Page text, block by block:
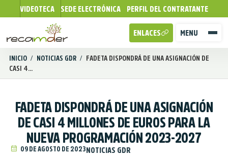
VIDEOTECA SEDE ELECTRÓNICA PERFIL DEL CONTRATANTE
MENU
ENLACES
INICIO / NOTICIAS GDR / FADETA DISPONDRÁ DE UNA ASIGNACIÓN DE
CASI 4...
FADETA DISPONDRÁ DE UNA ASIGNACIÓN
DE CASI 4 MILLONES DE EUROS PARA LA
NUEVA PROGRAMACIÓN 2023-2027
09 DE AGOSTO DE 2023NOTICIAS GDR